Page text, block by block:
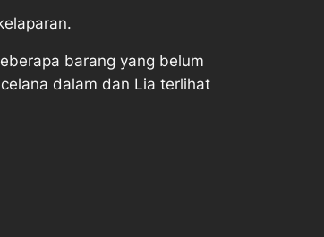
barang yang belum
dalam dan Lia terlihat